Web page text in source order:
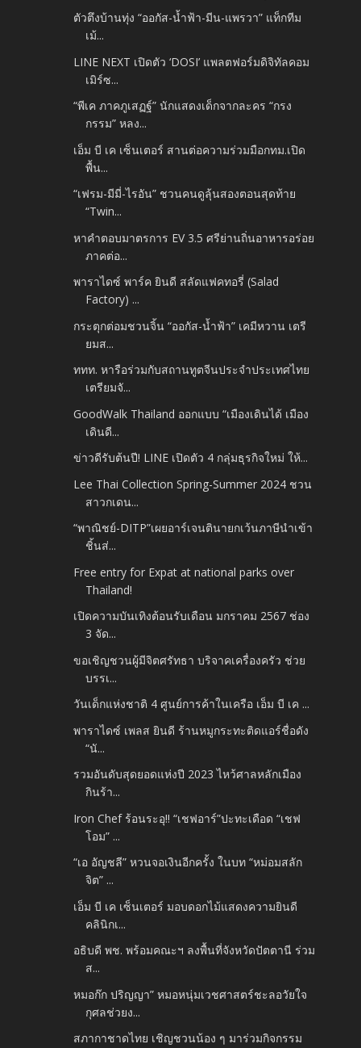
ตัวตึงบ้านทุ่ง “ออกัส-น้ำฟ้า-มีน-แพรวา” แท็กทีม
เม้...
LINE NEXT เปิดตัว ‘DOSI’ แพลตฟอร์มดิจิทัลคอม
เมิร์ซ...
“พีเค ภาคภูเสฏฐ์” นักแสดงเด็กจากละคร “กรง
กรรม” หลง...
เอ็ม บี เค เซ็นเตอร์ สานต่อความร่วมมือกทม.เปิด
พื้น...
“เฟรม-มีมี่-ไรอัน” ชวนคนดูลุ้นสองตอนสุดท้าย
“Twin...
หาคำตอบมาตรการ EV 3.5 ศรีย่านถิ่นอาหารอร่อย
ภาคต่อ...
พาราไดซ์ พาร์ค ยินดี สลัดแฟคทอรี่ (Salad
Factory) ...
กระตุกต่อมชวนจิ้น “ออกัส-น้ำฟ้า” เคมีหวาน เตรี
ยมส...
ททท. หารือร่วมกับสถานทูตจีนประจำประเทศไทย
เตรียมจั...
GoodWalk Thailand ออกแบบ “เมืองเดินได้ เมือง
เดินดี...
ข่าวดีรับต้นปี! LINE เปิดตัว 4 กลุ่มธุรกิจใหม่ ให้...
Lee Thai Collection Spring-Summer 2024 ชวน
สาวกเดน...
“พาณิชย์-DITP”เผยอาร์เจนตินายกเว้นภาษีนำเข้า
ชิ้นส่...
Free entry for Expat at national parks over
Thailand!
เปิดความบันเทิงต้อนรับเดือน มกราคม 2567 ช่อง
3 จัด...
ขอเชิญชวนผู้มีจิตศรัทธา บริจาคเครื่องครัว ช่วย
บรรเ...
วันเด็กแห่งชาติ 4 ศูนย์การค้าในเครือ เอ็ม บี เค ...
พาราไดซ์ เพลส ยินดี ร้านหมูกระทะติดแอร์ชื่อดัง
“นั...
รวมอันดับสุดยอดแห่งปี 2023 ไหว้ศาลหลักเมือง
กินร้า...
Iron Chef ร้อนระอุ!! “เชฟอาร์”ปะทะเดือด “เชฟ
โอม” ...
“เอ อัญชลี” หวนจอเงินอีกครั้ง ในบท “หม่อมสลัก
จิต” ...
เอ็ม บี เค เซ็นเตอร์ มอบดอกไม้แสดงความยินดี
คลินิกเ...
อธิบดี พช. พร้อมคณะฯ ลงพื้นที่จังหวัดปัตตานี ร่วม
ส...
หมอก๊ก ปริญญา” หมอหนุ่มเวชศาสตร์ชะลอวัยใจ
กุศลช่วยง...
สภากาชาดไทย เชิญชวนน้อง ๆ มาร่วมกิจกรรม